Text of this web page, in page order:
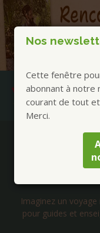
Nos
Cette fenêtre
abonnant à notre
courant de tout
Merci.